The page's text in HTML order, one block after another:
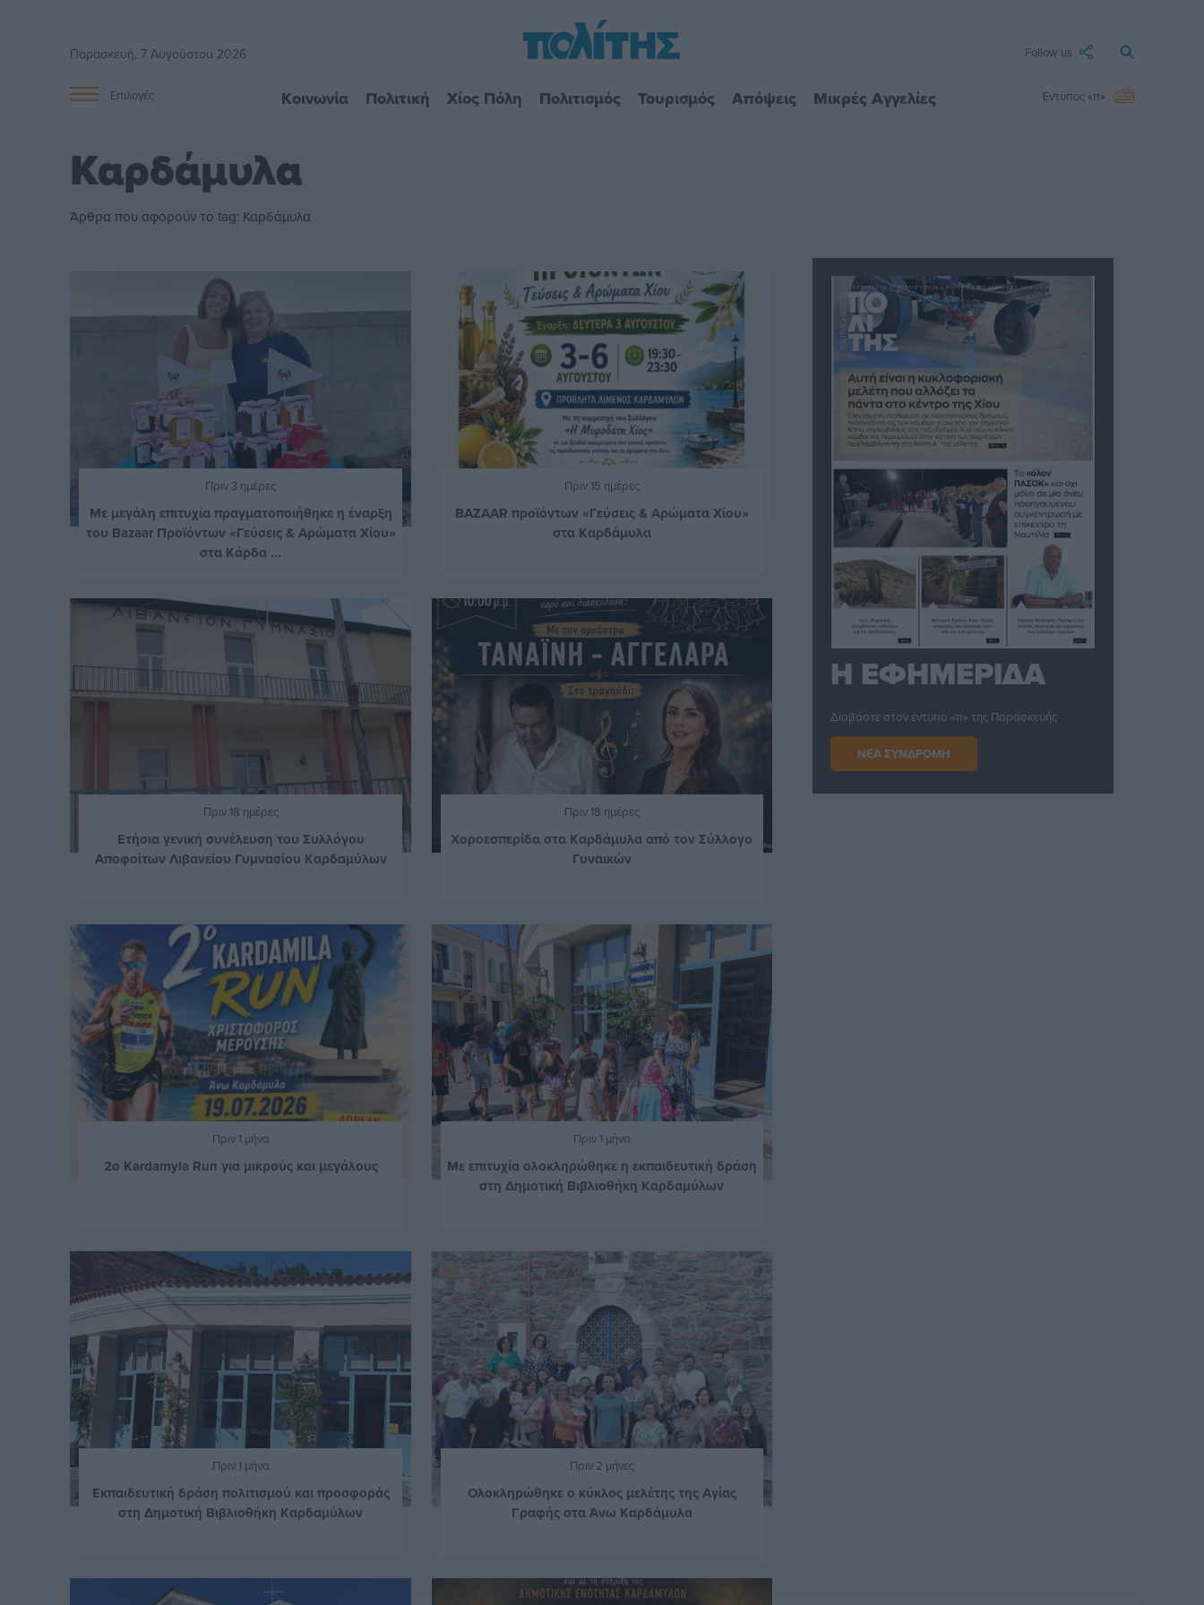
Παρασκευή, 7 Αυγούστου 2026 Follow us
Επιλογές Κοινωνία Πολιτική Χίος Πόλη Πολιτισμός Τουρισμός Απόψεις Μικρές Αγγελίες Έντυπος «π»
Καρδάμυλα
Άρθρα που αφορούν το tag: Καρδάμυλα
Πριν 3 ημέρες
Με μεγάλη επιτυχία πραγματοποιήθηκε η έναρξη
του Bazaar Προϊόντων «Γεύσεις & Αρώματα Χίου»
στα Κάρδα ...
Πριν 15 ημέρες
BAZAAR προϊόντων «Γεύσεις & Αρώματα Χίου»
στα Καρδάμυλα
Πριν 18 ημέρες
Ετήσια γενική συνέλευση του Συλλόγου
Αποφοίτων Λιβανείου Γυμνασίου Καρδαμύλων
Πριν 18 ημέρες
Χοροεσπερίδα στα Καρδάμυλα από τον Σύλλογο
Γυναικών
Πριν 1 μήνα
2ο Kardamyla Run για μικρούς και μεγάλους
Πριν 1 μήνα
Με επιτυχία ολοκληρώθηκε η εκπαιδευτική δράση
στη Δημοτική Βιβλιοθήκη Καρδαμύλων
Πριν 1 μήνα
Εκπαιδευτική δράση πολιτισμού και προσφοράς
στη Δημοτική Βιβλιοθήκη Καρδαμύλων
Πριν 2 μήνες
Ολοκληρώθηκε ο κύκλος μελέτης της Αγίας
Γραφής στα Άνω Καρδάμυλα
Η ΕΦΗΜΕΡΙΔΑ
Διαβάστε στον έντυπο «π» της Παρασκευής
ΝΕΑ ΣΥΝΔΡΟΜΗ